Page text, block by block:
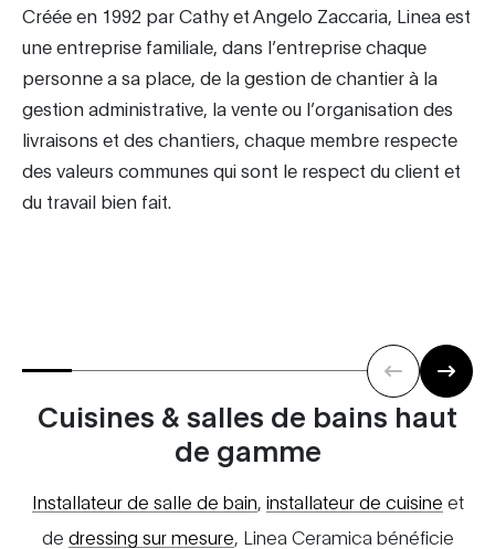
Créée en 1992 par Cathy et Angelo Zaccaria, Linea est
une entreprise familiale, dans l’entreprise chaque
personne a sa place, de la gestion de chantier à la
gestion administrative, la vente ou l’organisation des
livraisons et des chantiers, chaque membre respecte
des valeurs communes qui sont le respect du client et
du travail bien fait.
Cuisines & salles de bains haut
de gamme
Installateur de salle de bain installateur de cuisine et
de dressing sur mesure , Linea Ceramica bénéficie